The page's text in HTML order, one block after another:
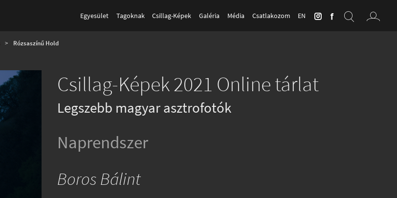
Egyesület Tagoknak Csillag-Képek Galéria Média Csatlakozom EN
> Rózsaszínű Hold
Csillag-Képek 2021 Online tárlat
Legszebb magyar asztrofotók
Naprendszer
Boros Bálint